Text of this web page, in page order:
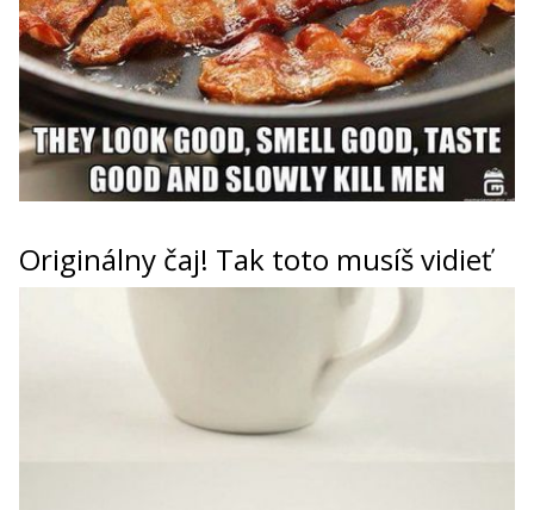
Originálny čaj! Tak toto musíš vidieť